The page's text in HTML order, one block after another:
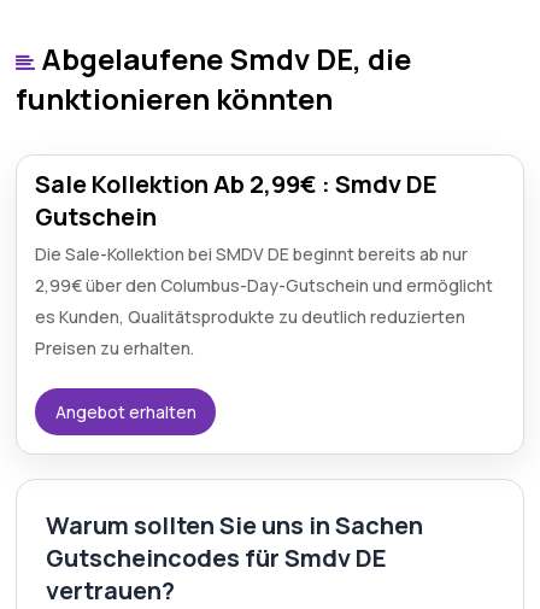
Abgelaufene Smdv DE, die
funktionieren könnten
Sale Kollektion Ab 2,99€ : Smdv DE
Gutschein
Die Sale-Kollektion bei SMDV DE beginnt bereits ab nur
2,99€ über den Columbus-Day-Gutschein und ermöglicht
es Kunden, Qualitätsprodukte zu deutlich reduzierten
Preisen zu erhalten.
Angebot erhalten
Warum sollten Sie uns in Sachen
Gutscheincodes für Smdv DE
vertrauen?